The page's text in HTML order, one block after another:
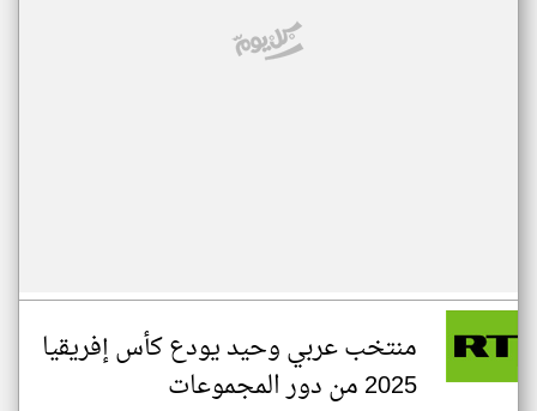
منتخب عربي وحيد يودع كأس إفريقيا
2025 من دور المجموعات